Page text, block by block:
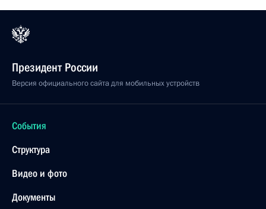
Президент России
Версия официального сайта для мобильных устройств
События
Структура
Видео и фото
Документы